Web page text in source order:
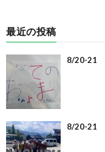
最近の投稿
8/20-21
8/20-21